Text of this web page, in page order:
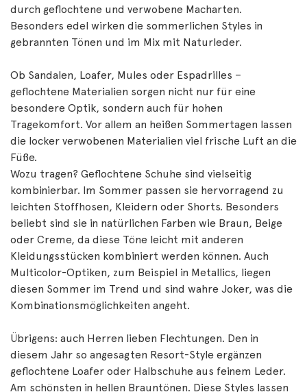
durch geflochtene und verwobene Macharten.
Besonders edel wirken die sommerlichen Styles in
gebrannten Tönen und im Mix mit Naturleder.
Ob Sandalen, Loafer, Mules oder Espadrilles –
geflochtene Materialien sorgen nicht nur für eine
besondere Optik, sondern auch für hohen
Tragekomfort. Vor allem an heißen Sommertagen lassen
die locker verwobenen Materialien viel frische Luft an die
Füße.
Wozu tragen? Geflochtene Schuhe sind vielseitig
kombinierbar. Im Sommer passen sie hervorragend zu
leichten Stoffhosen, Kleidern oder Shorts. Besonders
beliebt sind sie in natürlichen Farben wie Braun, Beige
oder Creme, da diese Töne leicht mit anderen
Kleidungsstücken kombiniert werden können. Auch
Multicolor-Optiken, zum Beispiel in Metallics, liegen
diesen Sommer im Trend und sind wahre Joker, was die
Kombinationsmöglichkeiten angeht.
Übrigens: auch Herren lieben Flechtungen. Den in
diesem Jahr so angesagten Resort-Style ergänzen
geflochtene Loafer oder Halbschuhe aus feinem Leder.
Am schönsten in hellen Brauntönen. Diese Styles lassen